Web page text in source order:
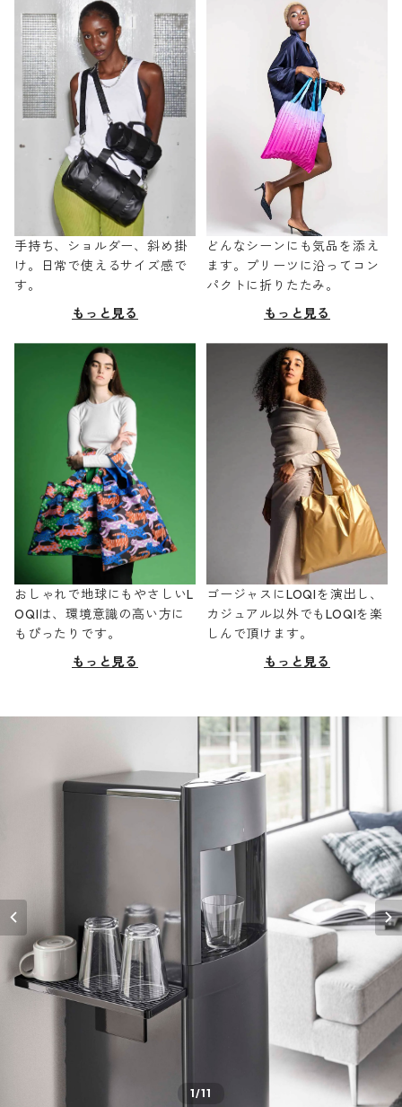
手持ち、ショルダー、斜め掛
け。日常で使えるサイズ感で
す。
もっと見る
どんなシーンにも気品を添え
ます。プリーツに沿ってコン
パクトに折りたたみ。
もっと見る
おしゃれで地球にもやさしいL
OQIは、環境意識の高い方に
もぴったりです。
もっと見る
ゴージャスにLOQIを演出し、
カジュアル以外でもLOQIを楽
しんで頂けます。
もっと見る
1/11